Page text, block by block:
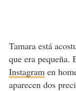
Tamara está
que era pequeña.
Instagram en
aparecen dos